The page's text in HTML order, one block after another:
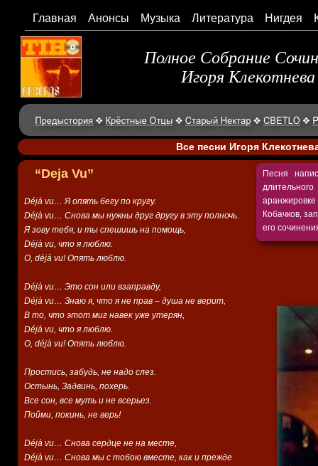
Главная Анонсы Музыка Литература Нигдея
Полное Собрание
Игоря Клекотнева
Все песни Игоря
Песня
Кобачков,
его
Déjà vu… Я опять бегу по кругу.
Déjà vu… Снова мы нужны друг другу в эту полночь.
Я зову тебя, и ты спешишь на помощь,
Déjà vu, что я люблю.
О, déjà vu! Опять люблю.
Déjà vu… Это сон или взаправду,
Déjà vu… Знаю я, что я не прав – душа не верит,
В то, что этот миг навек уже утерян,
Déjà vu, что я люблю.
О, déjà vu! Опять люблю.
Простись, забудь, не надо слез.
Остынь, Задвинь, похерь.
Все сон, все муть и не всерьез.
Пойми, покинь, не верь!
Déjà vu… Снова сердце не на месте,
Déjà vu… Снова мы с тобою вместе, как и прежде
“Deja Vu”